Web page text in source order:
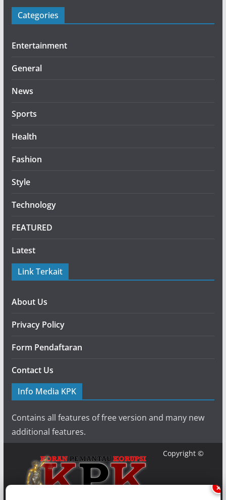
Categories
Entertainment
General
News
Sports
Health
Fashion
Style
Technology
FEATURED
Latest
Link Terkait
About Us
Privacy Policy
Form Pendaftaran
Contact Us
Info Media KPK
Contains all features of free version and many new
additional features.
Copyright ©
×